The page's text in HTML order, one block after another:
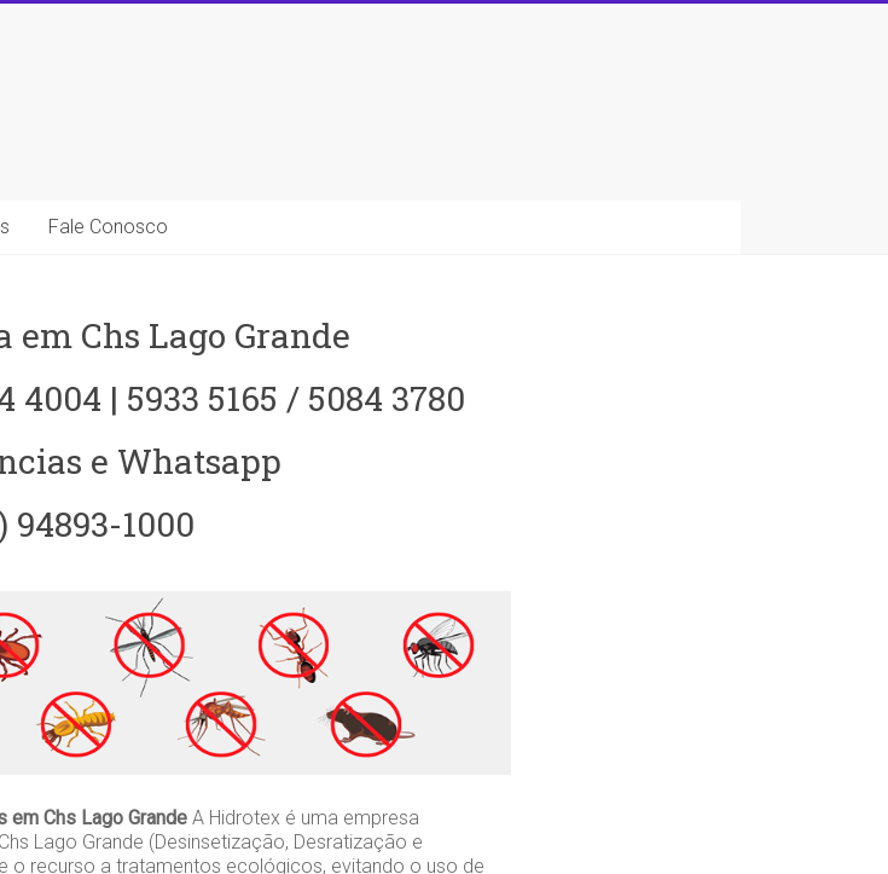
Fale Conosco
em Chs Lago Grande
4004 | 5933 5165 / 5084 3780
e Whatsapp
94893-1000
Chs Lago Grande A Hidrotex é uma empresa
Lago Grande (Desinsetização, Desratização e
o recurso a tratamentos ecológicos, evitando o uso de